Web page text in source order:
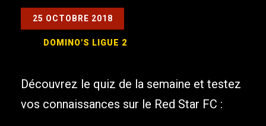
25 OCTOBRE 2018
DOMINO'S LIGUE 2
Découvrez le quiz de la semaine et testez
vos connaissances sur le Red Star FC :